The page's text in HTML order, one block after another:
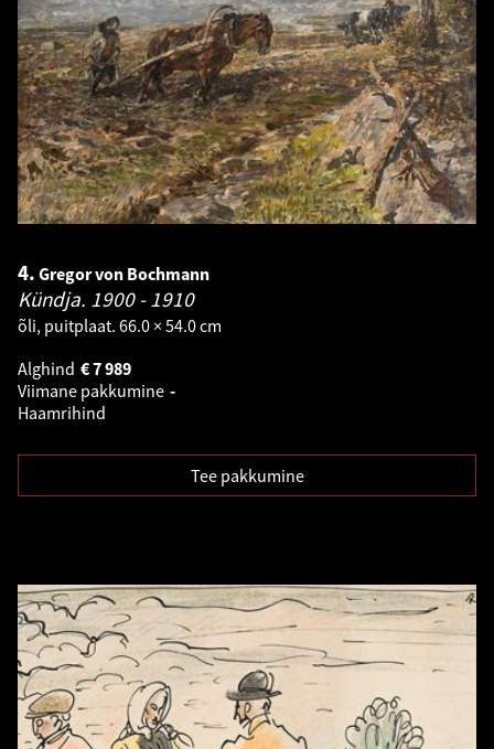
4. Gregor von Bochmann
Kündja. 1900 - 1910
õli, puitplaat. 66.0 × 54.0 cm
Alghind
7 989
€
Viimane pakkumine -
Haamrihind
Tee pakkumine